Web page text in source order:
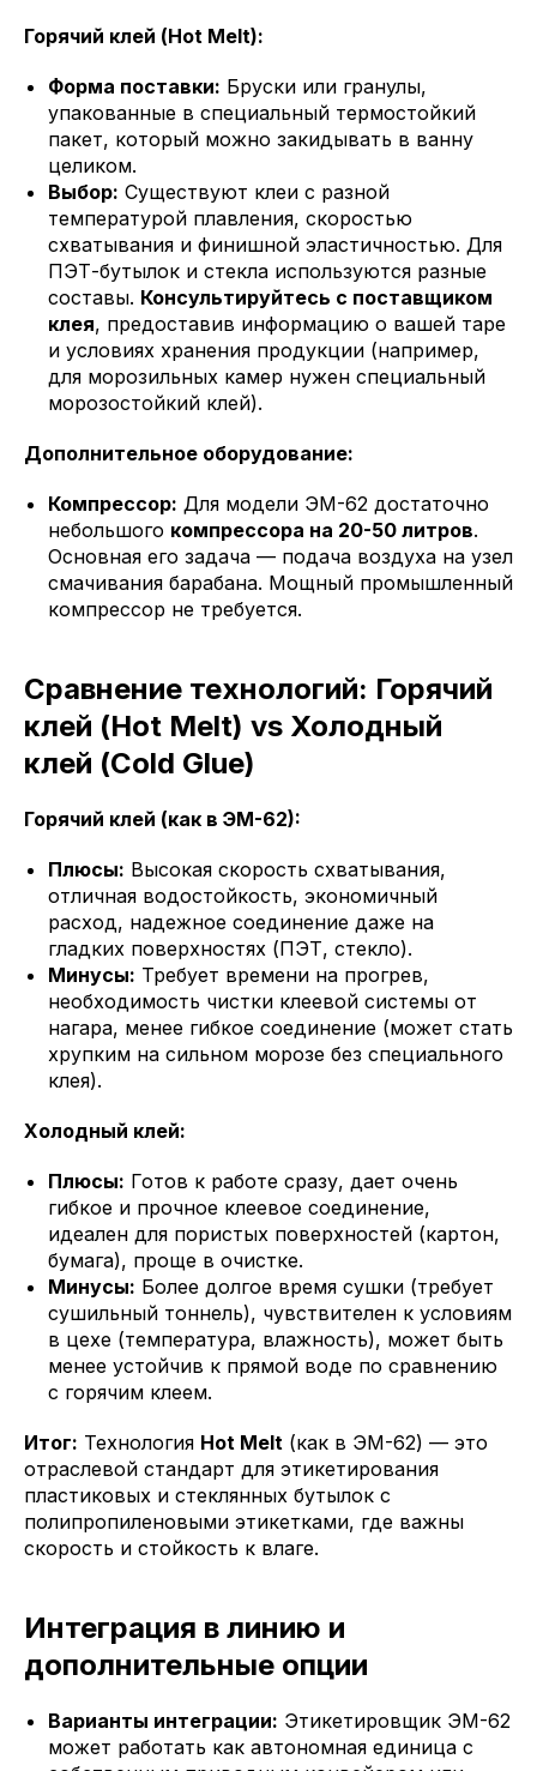
Горячий клей (Hot Melt):
Форма поставки: Бруски или гранулы,
упакованные в специальный термостойкий
пакет, который можно закидывать в ванну
целиком.
Выбор: Существуют клеи с разной
температурой плавления, скоростью
схватывания и финишной эластичностью. Для
ПЭТ-бутылок и стекла используются разные
составы. Консультируйтесь с поставщиком
клея, предоставив информацию о вашей таре
и условиях хранения продукции (например,
для морозильных камер нужен специальный
морозостойкий клей).
Дополнительное оборудование:
Компрессор: Для модели ЭМ-62 достаточно
небольшого компрессора на 20-50 литров.
Основная его задача — подача воздуха на узел
смачивания барабана. Мощный промышленный
компрессор не требуется.
Сравнение технологий: Горячий
клей (Hot Melt) vs Холодный
клей (Cold Glue)
Горячий клей (как в ЭМ-62):
Плюсы: Высокая скорость схватывания,
отличная водостойкость, экономичный
расход, надежное соединение даже на
гладких поверхностях (ПЭТ, стекло).
Минусы: Требует времени на прогрев,
необходимость чистки клеевой системы от
нагара, менее гибкое соединение (может стать
хрупким на сильном морозе без специального
клея).
Холодный клей:
Плюсы: Готов к работе сразу, дает очень
гибкое и прочное клеевое соединение,
идеален для пористых поверхностей (картон,
бумага), проще в очистке.
Минусы: Более долгое время сушки (требует
сушильный тоннель), чувствителен к условиям
в цехе (температура, влажность), может быть
менее устойчив к прямой воде по сравнению
с горячим клеем.
Итог: Технология Hot Melt (как в ЭМ-62) — это
отраслевой стандарт для этикетирования
пластиковых и стеклянных бутылок с
полипропиленовыми этикетками, где важны
скорость и стойкость к влаге.
Интеграция в линию и
дополнительные опции
Варианты интеграции: Этикетировщик ЭМ-62
может работать как автономная единица с